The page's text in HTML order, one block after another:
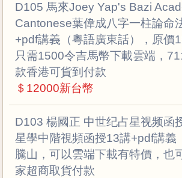
D105 馬來Joey Yap's Bazi
Cantonese葉偉成八字一柱論命
+pdf講義（粵語廣東話），原價
只需1500令吉馬幣下載雲端，
款香港可貨到付款
＄12000新台幣
D103 楊國正 中世纪占星视频函
星學中階視頻函授13講+pdf講義
騰山，可以雲端下載有特價，也
家超商取貨付款